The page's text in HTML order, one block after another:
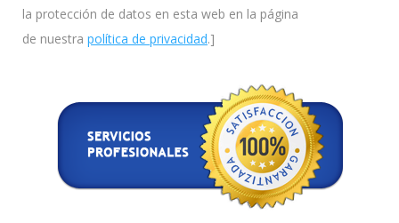
la protección de datos en esta web en la página
de nuestra política de privacidad.]